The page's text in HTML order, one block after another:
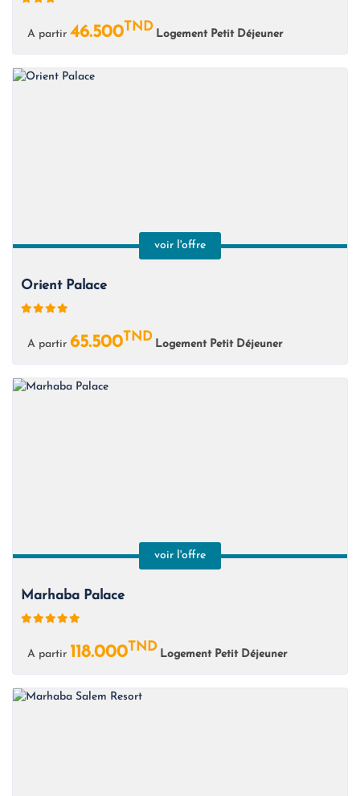
A partir 46.500TND
Logement Petit Déjeuner
voir l'offre
Orient Palace
A partir 65.500TND
Logement Petit Déjeuner
voir l'offre
Marhaba Palace
A partir 118.000TND
Logement Petit Déjeuner